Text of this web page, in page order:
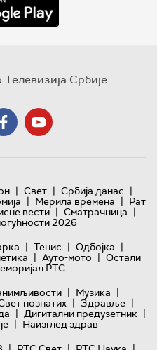
Србије
| Свет | Србија данас |
| Мерила времена | Рат
вести | Сматрачница |
2026
| Тенис | Одбојка |
| Ауто-мото | Остали
РТС
| Музика |
познатих | Здравље |
| Дигитални предузетник |
| Наизглед здрав